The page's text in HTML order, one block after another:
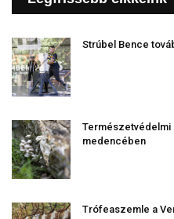
Strúbel Bence
medencében
Trófeaszemle a